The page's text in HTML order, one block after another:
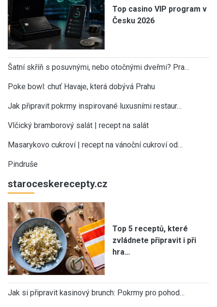
Top casino VIP program v
Česku 2026
Šatní skříň s posuvnými, nebo otočnými dveřmi? Pra…
Poke bowl: chuť Havaje, která dobývá Prahu
Jak připravit pokrmy inspirované luxusními restaur…
Vlčický bramborový salát | recept na salát
Masarykovo cukroví | recept na vánoční cukroví od…
Pindruše
staroceskerecepty.cz
Top 5 receptů, které
zvládnete připravit i při
hra…
Jak si připravit kasinový brunch: Pokrmy pro pohod…